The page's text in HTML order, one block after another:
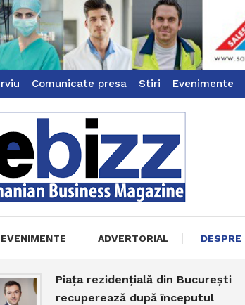
Comunicate presa Stiri Evenimente
EVENIMENTE ADVERTORIAL DESPRE
Piața rezidențială din București
recuperează după începutul